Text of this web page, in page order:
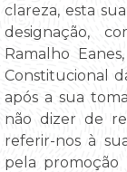
clareza, esta
designação,
Ramalho
Constitucional
após a sua
não dizer de
referir-nos à
pela promoção